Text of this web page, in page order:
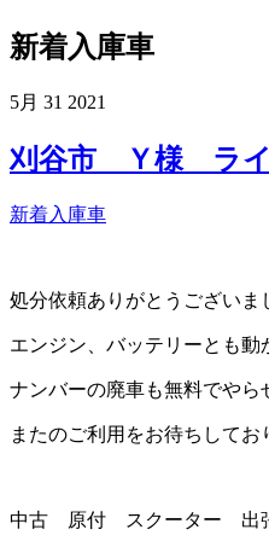
新着入庫車
5月 31 2021
刈谷市 Ｙ様 ラ
新着入庫車
処分依頼ありがとうございま
エンジン、バッテリーとも動
ナンバーの廃車も無料でやら
またのご利用をお待ちしてお
中古 原付 スクーター 出